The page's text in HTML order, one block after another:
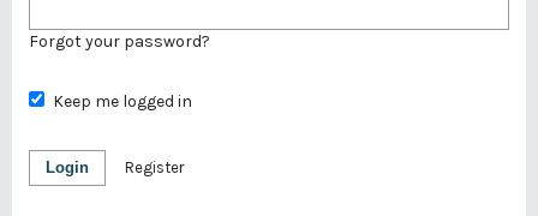
Forgot your password?
Keep me logged in
Login Register